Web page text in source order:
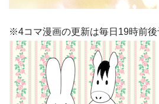
※4コマ漫画の更新は毎日19時前後